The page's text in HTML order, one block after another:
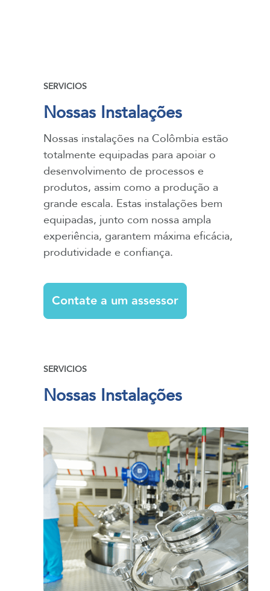
SERVICIOS
Nossas Instalações
Nossas instalações na Colômbia estão
totalmente equipadas para apoiar o
desenvolvimento de processos e
produtos, assim como a produção a
grande escala. Estas instalações bem
equipadas, junto com nossa ampla
experiência, garantem máxima eficácia,
produtividade e confiança.
Contate a um assessor
SERVICIOS
Nossas Instalações